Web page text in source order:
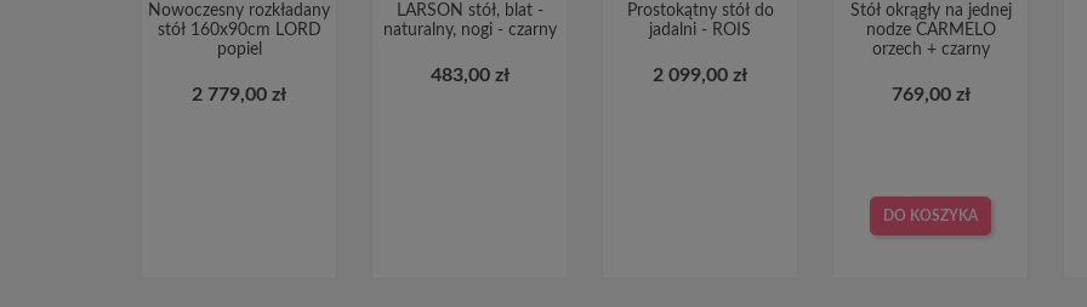
Nowoczesny rozkładany
stół 160x90cm LORD
popiel
2 779,00 zł
LARSON stół, blat -
naturalny, nogi - czarny
483,00 zł
Prostokątny stół do
jadalni - ROIS
2 099,00 zł
Stół okrągły na jednej
nodze CARMELO
orzech + czarny
769,00 zł
DO KOSZYKA